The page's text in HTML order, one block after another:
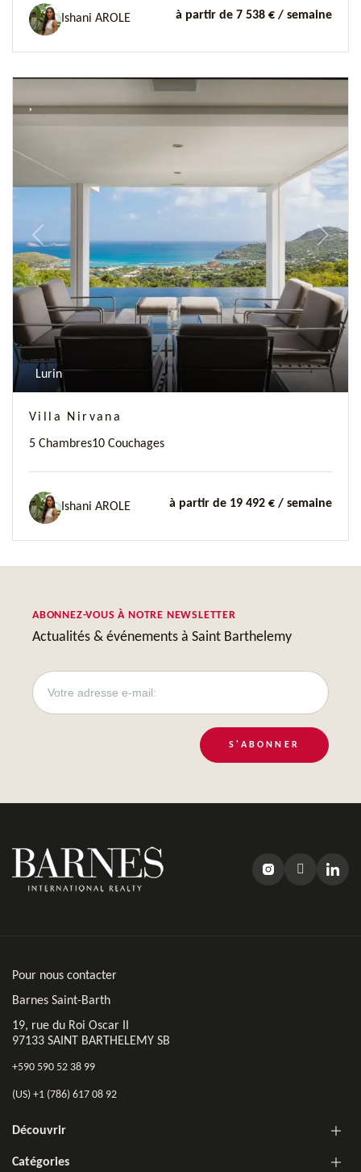
Ishani AROLE à partir de 7 538 € / semaine
Previous Next
Lurin
Villa Nirvana
5 Chambres10 Couchages
Ishani AROLE à partir de 19 492 € / semaine
ABONNEZ-VOUS À NOTRE NEWSLETTER
Actualités & événements à Saint Barthelemy
S'ABONNER
Pour nous contacter
Barnes Saint-Barth
19, rue du Roi Oscar II
97133 SAINT BARTHELEMY SB
+590 590 52 38 99
(US) +1 (786) 617 08 92
Découvrir
Catégories